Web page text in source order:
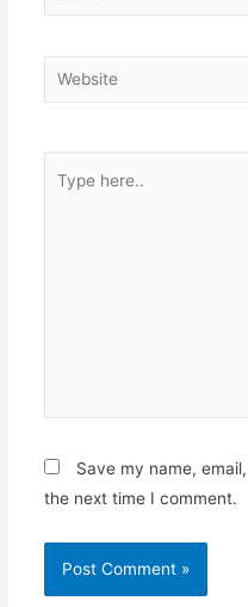
Website
here..
Save my name,
the next time I comment.